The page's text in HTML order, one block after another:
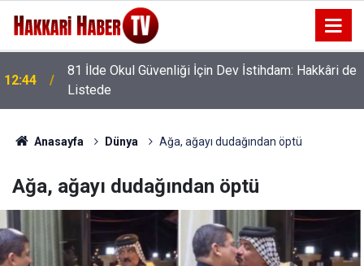
12:44
81 İlde Okul Güvenliği İçin Dev İstihdam: Hakkâri de
Listede
Anasayfa Dünya Ağa, ağayı dudağından öptü
Ağa, ağayı dudağından öptü